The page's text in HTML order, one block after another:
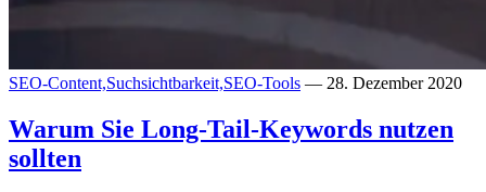
SEO-Content,Suchsichtbarkeit,SEO-Tools — 28. Dezember 2020
Warum Sie Long-Tail-Keywords nutzen
sollten